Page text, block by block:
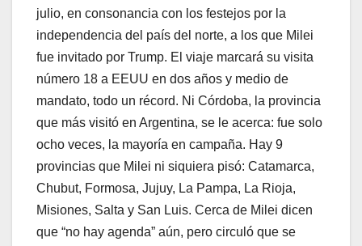
julio, en consonancia con los festejos por la
independencia del país del norte, a los que Milei
fue invitado por Trump. El viaje marcará su visita
número 18 a EEUU en dos años y medio de
mandato, todo un récord. Ni Córdoba, la provincia
que más visitó en Argentina, se le acerca: fue solo
ocho veces, la mayoría en campaña. Hay 9
provincias que Milei ni siquiera pisó: Catamarca,
Chubut, Formosa, Jujuy, La Pampa, La Rioja,
Misiones, Salta y San Luis. Cerca de Milei dicen
que “no hay agenda” aún, pero circuló que se